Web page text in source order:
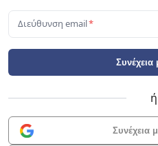
Διεύθυνση email*
Συνέχεια
ή
Συνέχεια